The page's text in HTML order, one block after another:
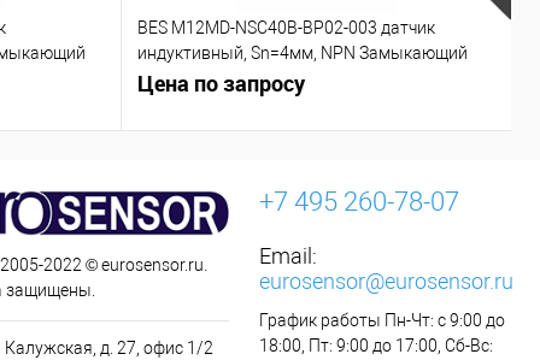
BES M12MD-NSC40B-BP02-003 датчик
индуктивный, Sn=4мм, NPN Замыкающий
контакт (NO)
Цена по запросу
2022 © eurosensor.ru.
защищены.
д. 27, офис 1/2
+7 495 260-78-07
Email:
eurosensor@eurosensor.ru
График работы Пн-Чт: с 9:00 до
18:00, Пт: 9:00 до 17:00, Сб-Вс: